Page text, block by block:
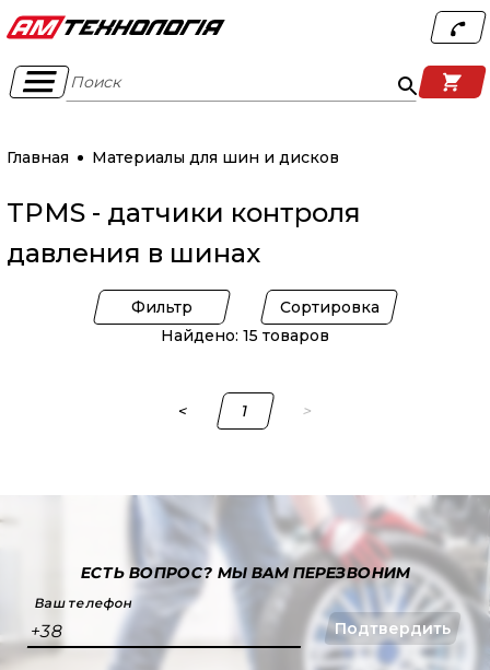
Поиск
Главная Материалы для шин и дисков
TPMS - датчики контроля
давления в шинах
Фильтр
Сортировка
Найдено: 15 товаров
< 1 >
ЕСТЬ ВОПРОС?МЫ ВАМ ПЕРЕЗВОНИМ
Ваш телефон
+38 Подтвердить